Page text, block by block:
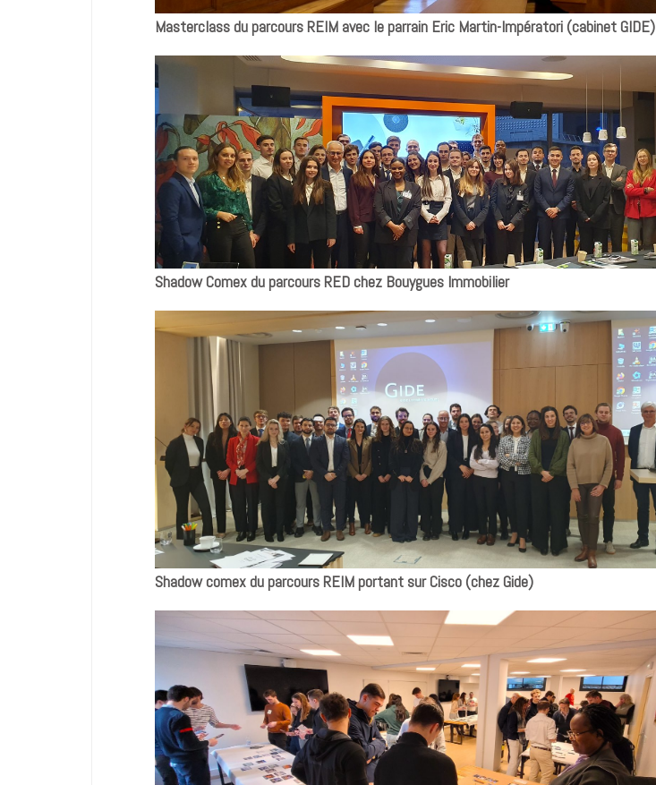
Masterclass du parcours REIM avec le parrain Eric Martin-Impératori (cabinet GIDE)
Shadow Comex du parcours RED chez Bouygues Immobilier
Shadow comex du parcours REIM portant sur Cisco (chez Gide)